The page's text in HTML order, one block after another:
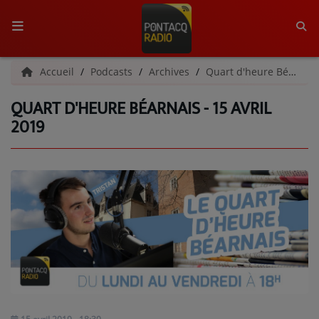
ACCUEIL
RADIO
L'ÉQUIPE
GRILLE DES PROGRAMMES
C'ÉTAIT QUOI CE TITRE ?
MÉDIAS
Accueil Podcasts Archives Quart d'heure Béarnais | Archives
QUART D'HEURE BÉARNAIS - 15 AVRIL
2019